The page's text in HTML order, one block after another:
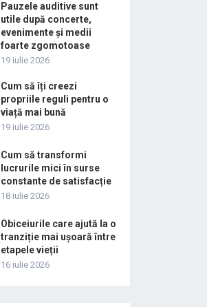
Pauzele auditive sunt
utile după concerte,
evenimente și medii
foarte zgomotoase
19 iulie 2026
Cum să îți creezi
propriile reguli pentru o
viață mai bună
19 iulie 2026
Cum să transformi
lucrurile mici în surse
constante de satisfacție
18 iulie 2026
Obiceiurile care ajută la o
tranziție mai ușoară între
etapele vieții
16 iulie 2026